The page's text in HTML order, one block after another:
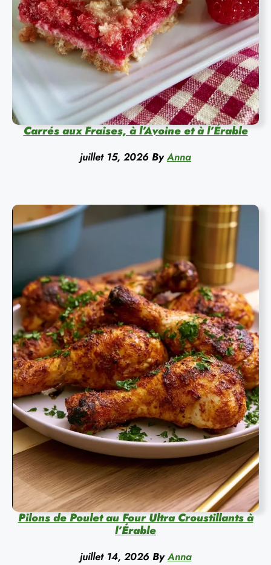
Carrés aux Fraises, à l’Avoine et à l’Érable
juillet 15, 2026 By Anna
Pilons de Poulet au Four Ultra Croustillants à
l’Érable
juillet 14, 2026 By Anna